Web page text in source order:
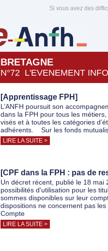
Si vous avez des
BRETAGNE
N°72 L'EVENEMENT
[Apprentissage FPH]
L’ANFH poursuit son
dans la FPH pour tous les
visés et à toutes les catégories
adhérents. Sur les fonds
LIRE LA SUITE >
[CPF dans la FPH : pas de
Un décret récent, publié le 18 mai
possibilités d'utilisation pour les
sommes disponibles sur leur
dispositions ne concernent pas
Compte
LIRE LA SUITE >